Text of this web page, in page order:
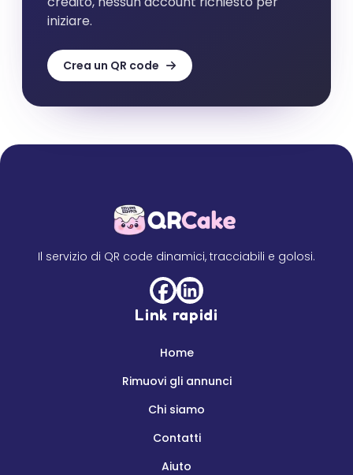
iniziare.
Crea un QR code
Il servizio di QR code dinamici, tracciabili e golosi.
Link rapidi
Home
Rimuovi gli annunci
Chi siamo
Contatti
Aiuto